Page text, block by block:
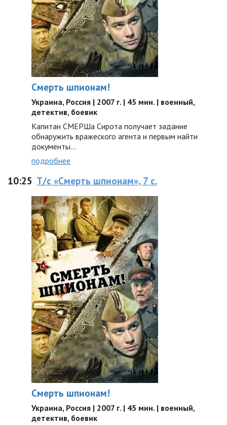
Смерть шпионам!
Украина, Россия | 2007 г. | 45 мин. | военный,
детектив, боевик
Капитан СМЕРШа Сирота получает задание
обнаружить вражеского агента и первым найти
документы...
подробнее
10:25 Т/с «Смерть шпионам», 7 с.
Смерть шпионам!
Украина, Россия | 2007 г. | 45 мин. | военный,
детектив, боевик